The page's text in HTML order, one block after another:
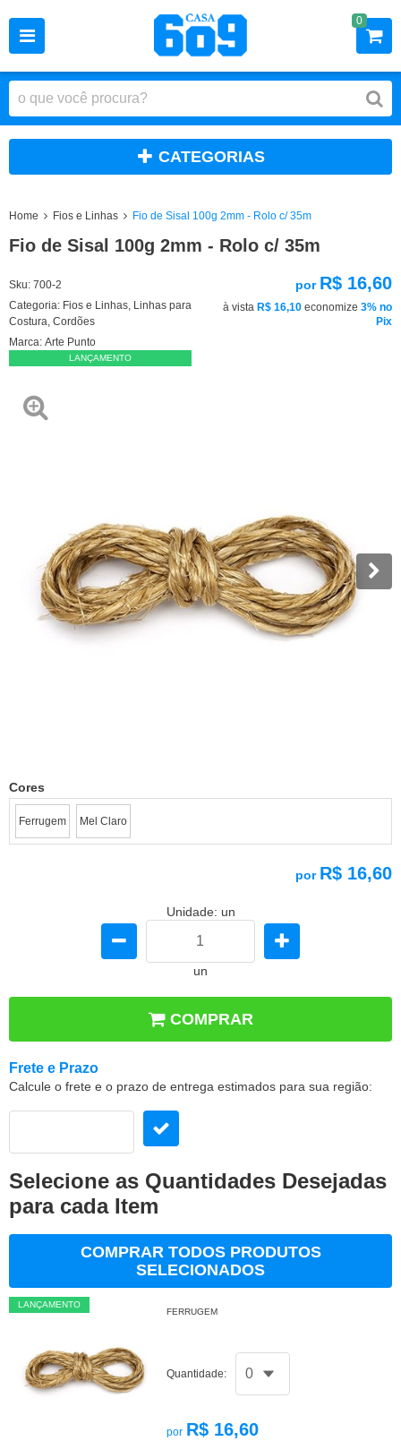
0
CATEGORIAS
Home Fios e Linhas Fio de Sisal 100g 2mm - Rolo c/ 35m
Fio de Sisal 100g 2mm - Rolo c/ 35m
Sku: 700-2
Categoria: Fios e Linhas Linhas para
Costura Cordões
Marca: Arte Punto
LANÇAMENTO
por R$ 16,60
à vista R$ 16,10 economize 3% no
Pix
Cores
Ferrugem Mel Claro
por R$ 16,60
Unidade: un
un
COMPRAR
Frete e Prazo
Calcule o frete e o prazo de entrega estimados para sua região:
Selecione as Quantidades Desejadas
para cada Item
COMPRAR TODOS PRODUTOS
SELECIONADOS
LANÇAMENTO
FERRUGEM
Quantidade:
por R$ 16,60